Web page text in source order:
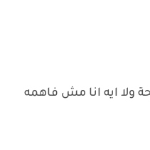
ولا ايه انا مش فاهمه